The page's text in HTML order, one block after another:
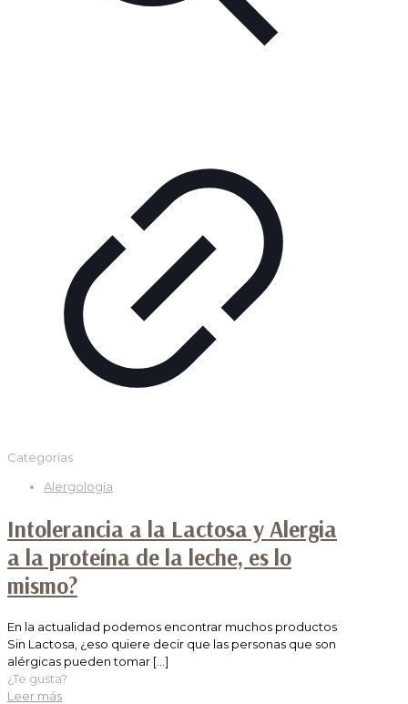
Categorías
Alergología
Intolerancia a la Lactosa y Alergia
a la proteína de la leche, es lo
mismo?
En la actualidad podemos encontrar muchos productos
Sin Lactosa, ¿eso quiere decir que las personas que son
alérgicas pueden tomar […]
¿Te gusta?
Leer más